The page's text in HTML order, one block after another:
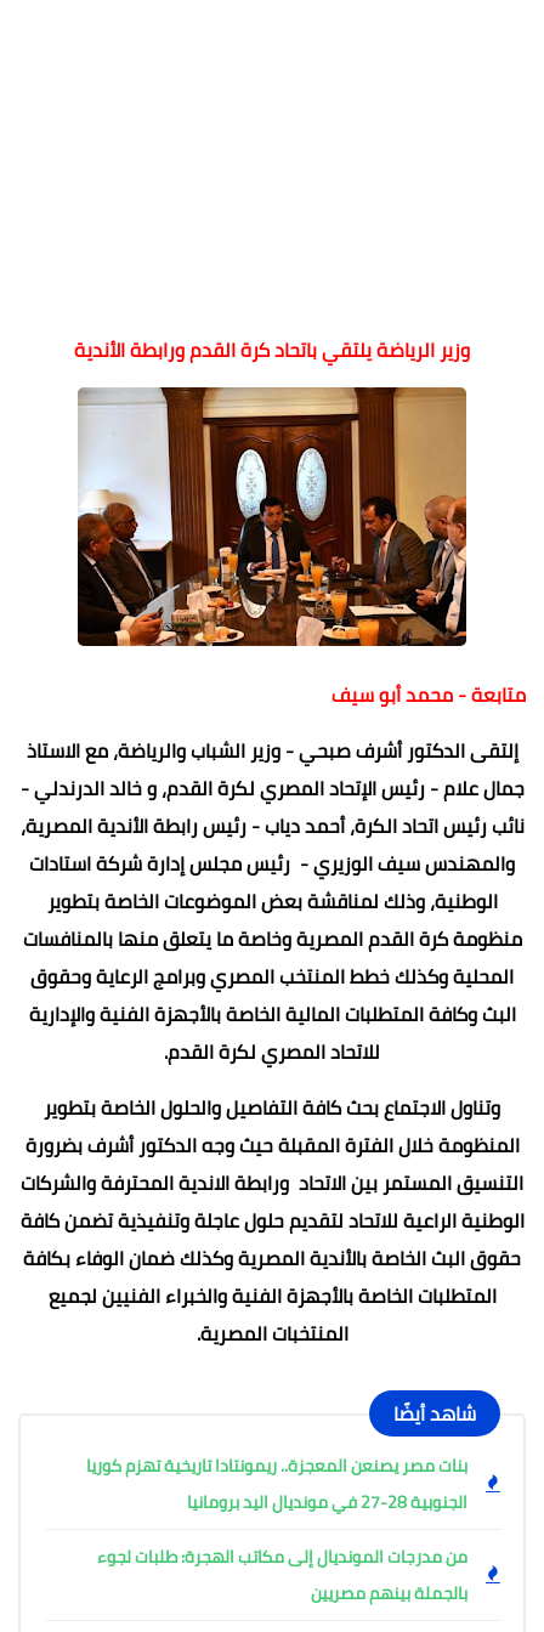
وزير الرياضة يلتقي باتحاد كرة القدم ورابطة الأندية
متابعة - محمد أبو سيف
إلتقى الدكتور أشرف صبحي - وزير الشباب والرياضة، مع الاستاذ
جمال علام - رئيس الإتحاد المصري لكرة القدم، و خالد الدرندلي -
نائب رئيس اتحاد الكرة، أحمد دياب - رئيس رابطة الأندية المصرية،
والمهندس سيف الوزيري - رئيس مجلس إدارة شركة استادات
الوطنية، وذلك لمناقشة بعض الموضوعات الخاصة بتطوير
منظومة كرة القدم المصرية وخاصة ما يتعلق منها بالمنافسات
المحلية وكذلك خطط المنتخب المصري وبرامج الرعاية وحقوق
البث وكافة المتطلبات المالية الخاصة بالأجهزة الفنية والإدارية
للاتحاد المصري لكرة القدم.
وتناول الاجتماع بحث كافة التفاصيل والحلول الخاصة بتطوير
المنظومة خلال الفترة المقبلة حيث وجه الدكتور أشرف بضرورة
التنسيق المستمر بين الاتحاد ورابطة الاندية المحترفة والشركات
الوطنية الراعية للاتحاد لتقديم حلول عاجلة وتنفيذية تضمن كافة
حقوق البث الخاصة بالأندية المصرية وكذلك ضمان الوفاء بكافة
المتطلبات الخاصة بالأجهزة الفنية والخبراء الفنيين لجميع
المنتخبات المصرية.
شاهد أيضًا
بنات مصر يصنعن المعجزة.. ريمونتادا تاريخية تهزم كوريا
الجنوبية 28-27 في مونديال اليد برومانيا
من مدرجات المونديال إلى مكاتب الهجرة: طلبات لجوء
بالجملة بينهم مصريين